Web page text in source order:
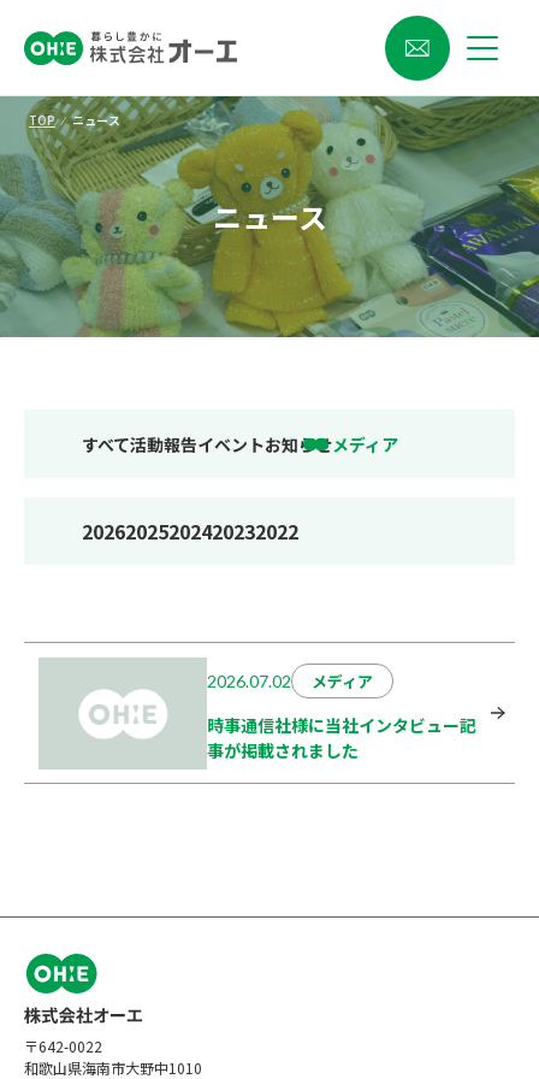
TOP ⁄ ニュース
ニュース
2026.07.02 メディア
時事通信社様に当社インタビュー記
事が掲載されました
すべて活動報告イベントお知らせメディア
20262025202420232022
〒642-0022
和歌山県海南市大野中1010